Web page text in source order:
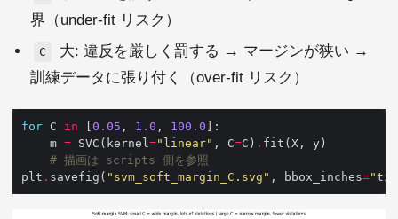
界（under-fit リスク）
C
大: 違反を厳しく罰する → マージンが狭い →
訓練データに張り付く（over-fit リスク）
for C in 0.05 , 1.0 , 100.0
    m
= SVC(kernel ="linear" , C=C) .
# 描画は scripts 側を参照
plt . savefig( "svm_soft_margin_C.svg" , bbox_inches=